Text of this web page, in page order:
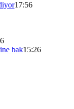
17:56
bak15:26